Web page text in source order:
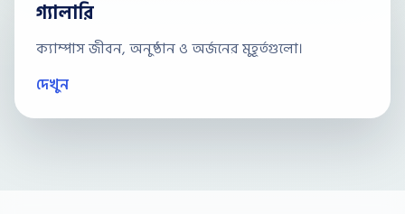
গ্যালারি
ক্যাম্পাস জীবন, অনুষ্ঠান ও অর্জনের মুহূর্তগুলো।
দেখুন